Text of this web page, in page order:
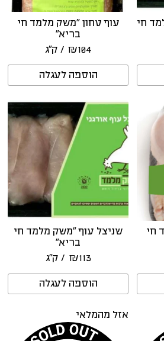
חי
עוף טחון “משק מלמד חי
בריא”
₪104 / ק״ג
הוספה לעגלה
חי
שניצל עוף “משק מלמד חי
בריא”
₪113 / ק״ג
הוספה לעגלה
אזל מהמלאי